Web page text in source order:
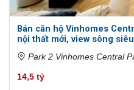
Bán căn hộ Vinhomes
nội thất mới, view sông
Park 2 Vinhomes Central
14,5 tỷ